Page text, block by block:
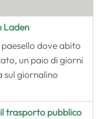
Laden
dove abito
un paio di giorni
sul giornalino
trasporto pubblico